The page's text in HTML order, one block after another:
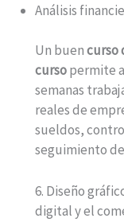
Análisis
Un buencurso
cursopermite
semanas
reales de
sueldos,
seguimiento
6. Diseño
digital y el